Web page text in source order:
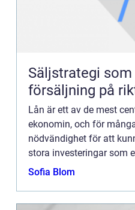
Säljstrategi
försäljning på
Lån är ett av de mest
ekonomin, och för
nödvändighet för att
stora investeringar som
oförutsedda utgifter ...
Sofia Blom